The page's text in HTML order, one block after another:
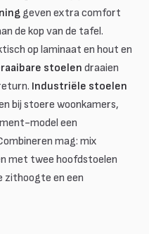
geven extra comfort
de kop van de tafel.
op laminaat en hout en
stoelen draaien
Industriële stoelen
bij stoere woonkamers,
model een
mag: mix
met twee hoofdstoelen
zithoogte en een